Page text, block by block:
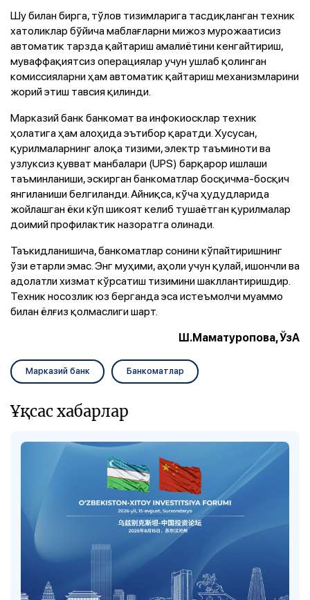
Шу билан бирга, тўлов тизимларига тасдиқланган техник
хатоликлар бўйича маблағларни мижоз мурожаатисиз
автоматик тарзда қайтариш амалиётини кенгайтириш,
муваффақиятсиз операциялар учун ушлаб қолинган
комиссияларни ҳам автоматик қайтариш механизмларини
жорий этиш тавсия қилинди.
Марказий банк банкомат ва инфокиосклар техник
ҳолатига ҳам алоҳида эътибор қаратди. Хусусан,
қурилмаларнинг алоқа тизими, электр таъминоти ва
узлуксиз қувват манбалари (UPS) барқарор ишлаши
таъминланиши, эскирган банкоматлар босқичма-босқич
янгиланиши белгиланди. Айниқса, кўча ҳудудларида
жойлашган ёки кўп шикоят келиб тушаётган қурилмалар
доимий профилактик назоратга олинади.
Таъкидланишича, банкоматлар сонини кўпайтиришнинг
ўзи етарли эмас. Энг муҳими, аҳоли учун қулай, ишончли ва
адолатли хизмат кўрсатиш тизимини шакллантиришдир.
Техник носозлик юз берганда эса истеъмолчи муаммо
билан ёлғиз қолмаслиги шарт.
Ш.Маматуропова, ЎзА
Марказий банк Банкоматлар
Ұқсас хабарлар